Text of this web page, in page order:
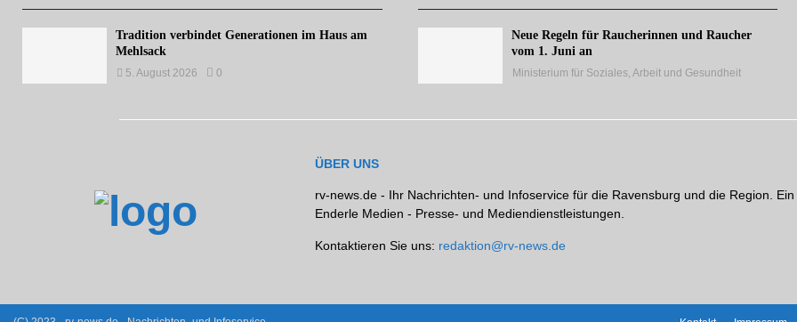
Tradition verbindet Generationen im Haus am
Mehlsack
5. August 2026 0
Neue Regeln für Raucherinnen und Raucher
vom 1. Juni an
Ministerium für Soziales, Arbeit und Gesundheit
ÜBER UNS
rv-news.de - Ihr Nachrichten- und Infoservice für die Ravensburg und die Region. Ein
Enderle Medien - Presse- und Mediendienstleistungen.
Kontaktieren Sie uns: redaktion@rv-news.de